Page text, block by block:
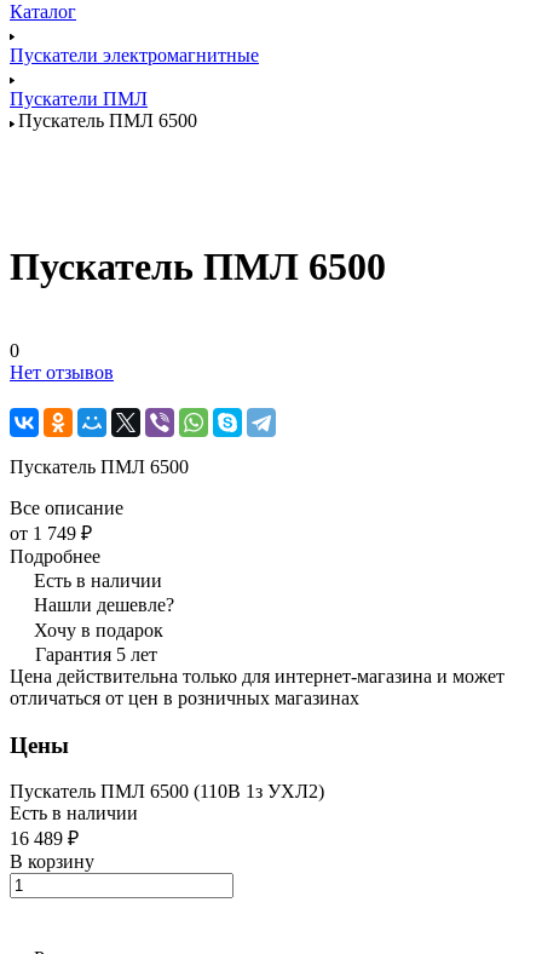
Каталог
Пускатели электромагнитные
Пускатели ПМЛ
Пускатель ПМЛ 6500
Пускатель ПМЛ 6500
0
Нет отзывов
Пускатель ПМЛ 6500
Все описание
от 1 749 ₽
Подробнее
Есть в наличии
Нашли дешевле?
Хочу в подарок
Гарантия 5 лет
Цена действительна только для интернет-магазина и может
отличаться от цен в розничных магазинах
Цены
Пускатель ПМЛ 6500 (110В 1з УХЛ2)
Есть в наличии
16 489 ₽
В корзину